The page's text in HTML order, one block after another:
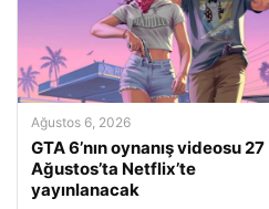
Ağustos 6, 2026
GTA 6’nın oynanış videosu 27
Ağustos’ta Netflix’te
yayınlanacak